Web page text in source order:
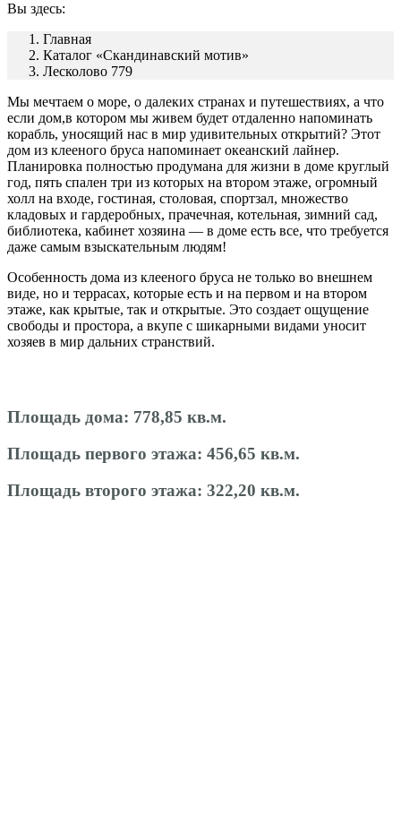
Вы здесь:
Главная
Каталог «Скандинавский мотив»
Лесколово 779
Мы мечтаем о море, о далеких странах и путешествиях, а что
если дом,в котором мы живем будет отдаленно напоминать
корабль, уносящий нас в мир удивительных открытий? Этот
дом из клееного бруса напоминает океанский лайнер.
Планировка полностью продумана для жизни в доме круглый
год, пять спален три из которых на втором этаже, огромный
холл на входе, гостиная, столовая, спортзал, множество
кладовых и гардеробных, прачечная, котельная, зимний сад,
библиотека, кабинет хозяина — в доме есть все, что требуется
даже самым взыскательным людям!
Особенность дома из клееного бруса не только во внешнем
виде, но и террасах, которые есть и на первом и на втором
этаже, как крытые, так и открытые. Это создает ощущение
свободы и простора, а вкупе с шикарными видами уносит
хозяев в мир дальних странствий.
Площадь дома: 778,85 кв.м.
Площадь первого этажа: 456,65 кв.м.
Площадь второго этажа: 322,20 кв.м.